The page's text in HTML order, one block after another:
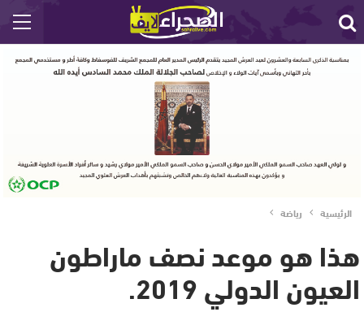
الرئيسية رياضة
هذا هو موعد نصف ماراطون
العيون الدولي 2019.